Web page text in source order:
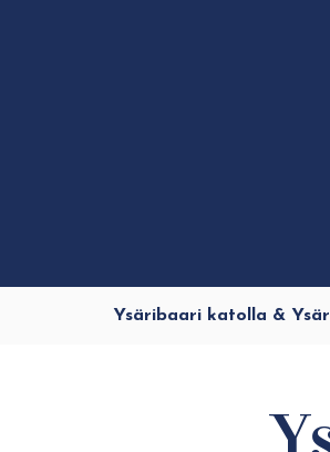
Ysäribaari katolla &